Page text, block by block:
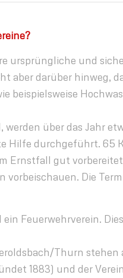
ursprüngliche und
aber darüber hinweg,
beispielsweise
über das Jahr
Hilfe durchgeführt. 65
Ernstfall gut
Die
Feuerwehrverein.
Thurn
1883) und der